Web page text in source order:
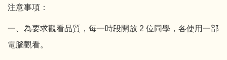
注意事項：
一、為要求觀看品質，每一時段開放 2 位同學，各使用一部
電腦觀看。